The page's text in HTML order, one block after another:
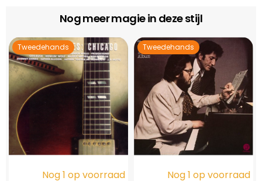
Nog meer magie in deze stijl
Tweedehands
Nog 1 op voorraad
Tweedehands
Nog 1 op voorraad